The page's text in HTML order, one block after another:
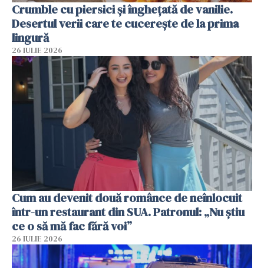
Crumble cu piersici și înghețată de vanilie.
Desertul verii care te cucerește de la prima
lingură
26 IULIE 2026
Cum au devenit două românce de neînlocuit
într-un restaurant din SUA. Patronul: „Nu știu
ce o să mă fac fără voi”
26 IULIE 2026